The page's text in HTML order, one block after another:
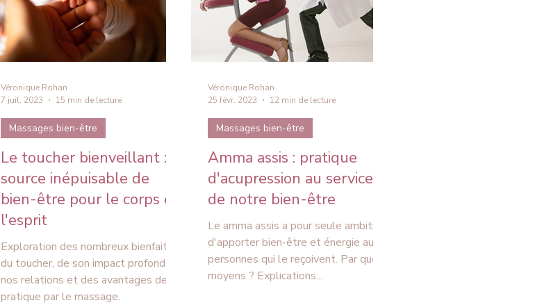
Le toucher bienveillant :
source inépuisable de
bien-être pour le corps et
l'esprit
Exploration des nombreux bienfaits
du toucher, de son impact profond sur
nos relations et des avantages de sa
pratique par le massage.
Massages bien-être
Véronique Rohan
7 juil. 2023
15 min de lecture
Amma assis : pratique
d'acupression au service
de notre bien-être
Le amma assis a pour seule ambition
d'apporter bien-être et énergie aux
personnes qui le reçoivent. Par quels
moyens ? Explications...
Massages bien-être
Véronique Rohan
25 févr. 2023
12 min de lecture